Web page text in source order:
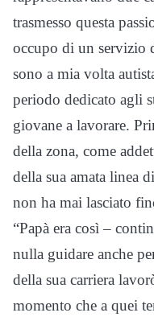
trasmesso questa
occupo di un servizio
sono a mia volta
periodo dedicato agli
giovane a lavorare.
della zona, come
della sua amata linea
non ha mai lasciato
“Papà era così –
nulla guidare anche
della sua carriera
momento che a quei